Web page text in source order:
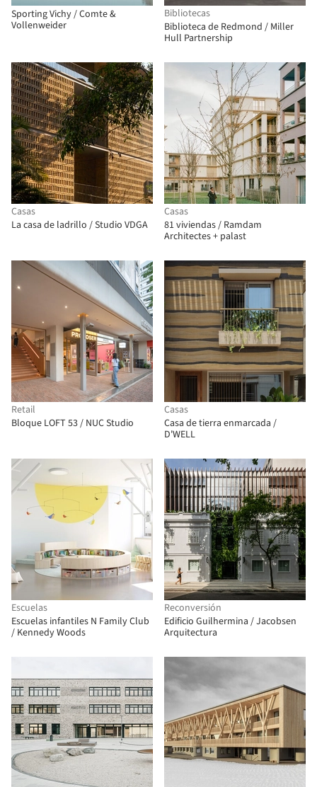
Sporting Vichy / Comte &
Vollenweider
Bibliotecas
Biblioteca de Redmond / Miller
Hull Partnership
Casas
La casa de ladrillo / Studio VDGA
Casas
81 viviendas / Ramdam
Architectes + palast
Retail
Bloque LOFT 53 / NUC Studio
Casas
Casa de tierra enmarcada /
D'WELL
Escuelas
Escuelas infantiles N Family Club
/ Kennedy Woods
Reconversión
Edificio Guilhermina / Jacobsen
Arquitectura